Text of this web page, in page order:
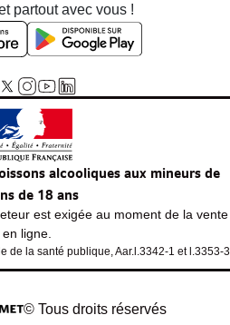
partout avec vous !
alcooliques aux mineurs de
de 18 ans
est exigée au moment de la vente
en ligne.
de la santé publique, Aar.l.3342-1 et l.3353-3
© Tous droits réservés